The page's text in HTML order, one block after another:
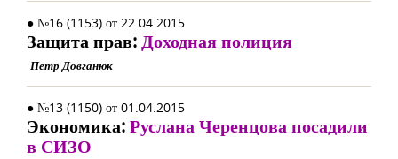
● №16 (1153) от 22.04.2015
Защита прав:Доходная полиция
Петр Довганюк
● №13 (1150) от 01.04.2015
Экономика:Руслана Черенцова посадили
в СИЗО